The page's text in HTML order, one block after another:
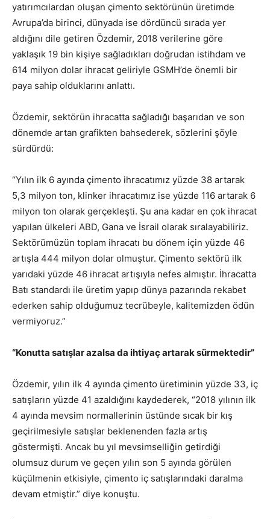
yatırımcılardan oluşan çimento sektörünün üretimde
Avrupa’da birinci, dünyada ise dördüncü sırada yer
aldığını dile getiren Özdemir, 2018 verilerine göre
yaklaşık 19 bin kişiye sağladıkları doğrudan istihdam ve
614 milyon dolar ihracat geliriyle GSMH’de önemli bir
paya sahip olduklarını anlattı.
Özdemir, sektörün ihracatta sağladığı başarıdan ve son
dönemde artan grafikten bahsederek, sözlerini şöyle
sürdürdü:
“Yılın ilk 6 ayında çimento ihracatımız yüzde 38 artarak
5,3 milyon ton, klinker ihracatımız ise yüzde 116 artarak 6
milyon ton olarak gerçekleşti. Şu ana kadar en çok ihracat
yapılan ülkeleri ABD, Gana ve İsrail olarak sıralayabiliriz.
Sektörümüzün toplam ihracatı bu dönem için yüzde 46
artışla 444 milyon dolar olmuştur. Çimento sektörü ilk
yarıdaki yüzde 46 ihracat artışıyla nefes almıştır. İhracatta
Batı standardı ile üretim yapıp dünya pazarında rekabet
ederken sahip olduğumuz tecrübeyle, kalitemizden ödün
vermiyoruz.”
“Konutta satışlar azalsa da ihtiyaç artarak sürmektedir”
Özdemir, yılın ilk 4 ayında çimento üretiminin yüzde 33, iç
satışların yüzde 41 azaldığını kaydederek, “2018 yılının ilk
4 ayında mevsim normallerinin üstünde sıcak bir kış
geçirilmesiyle satışlar beklenenden fazla artış
göstermişti. Ancak bu yıl mevsimselliğin getirdiği
olumsuz durum ve geçen yılın son 5 ayında görülen
küçülmenin etkisiyle, çimento iç satışlarındaki daralma
devam etmiştir.” diye konuştu.